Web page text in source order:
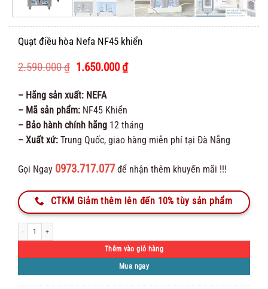
Quạt điều hòa Nefa NF45 khiển
2.590.000₫ Giá
là:
2.590.000 ₫.
1.650.000₫Giá
– Hãng sản xuất: NEFA
– Mã sản phẩm: NF45 Khiển
– Bảo hành chính hãng 12 tháng
– Xuất xứ: Trung Quốc, giao hàng miễn phí tại Đà Nẵng
Gọi Ngay 0973.717.077 để nhận thêm khuyến mãi !!!
CTKM Giảm thêm lên đến 10% tùy sản phẩm
Quạt điều hòa Nefa NF45 khiển số lượng
Thêm vào giỏ hàng
Mua ngay